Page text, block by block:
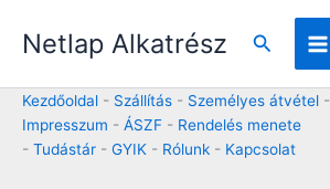
Netlap Alkatrész Keresés
Kezdőoldal - Szállítás - Személyes átvétel -
Impresszum - ÁSZF - Rendelés menete
- Tudástár - GYIK - Rólunk - Kapcsolat